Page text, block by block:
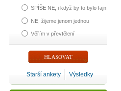
SPÍŠE NE, i když by to bylo fajn
NE, žijeme jenom jednou
Věřím v převtělení
Starší ankety Výsledky